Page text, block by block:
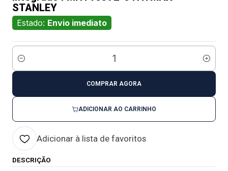
STANLEY
Estado: Envio imediato
Quantidade
ADICIONAR AO CARRINHO
COMPRAR AGORA
Adicionar à lista de favoritos
DESCRIÇÃO